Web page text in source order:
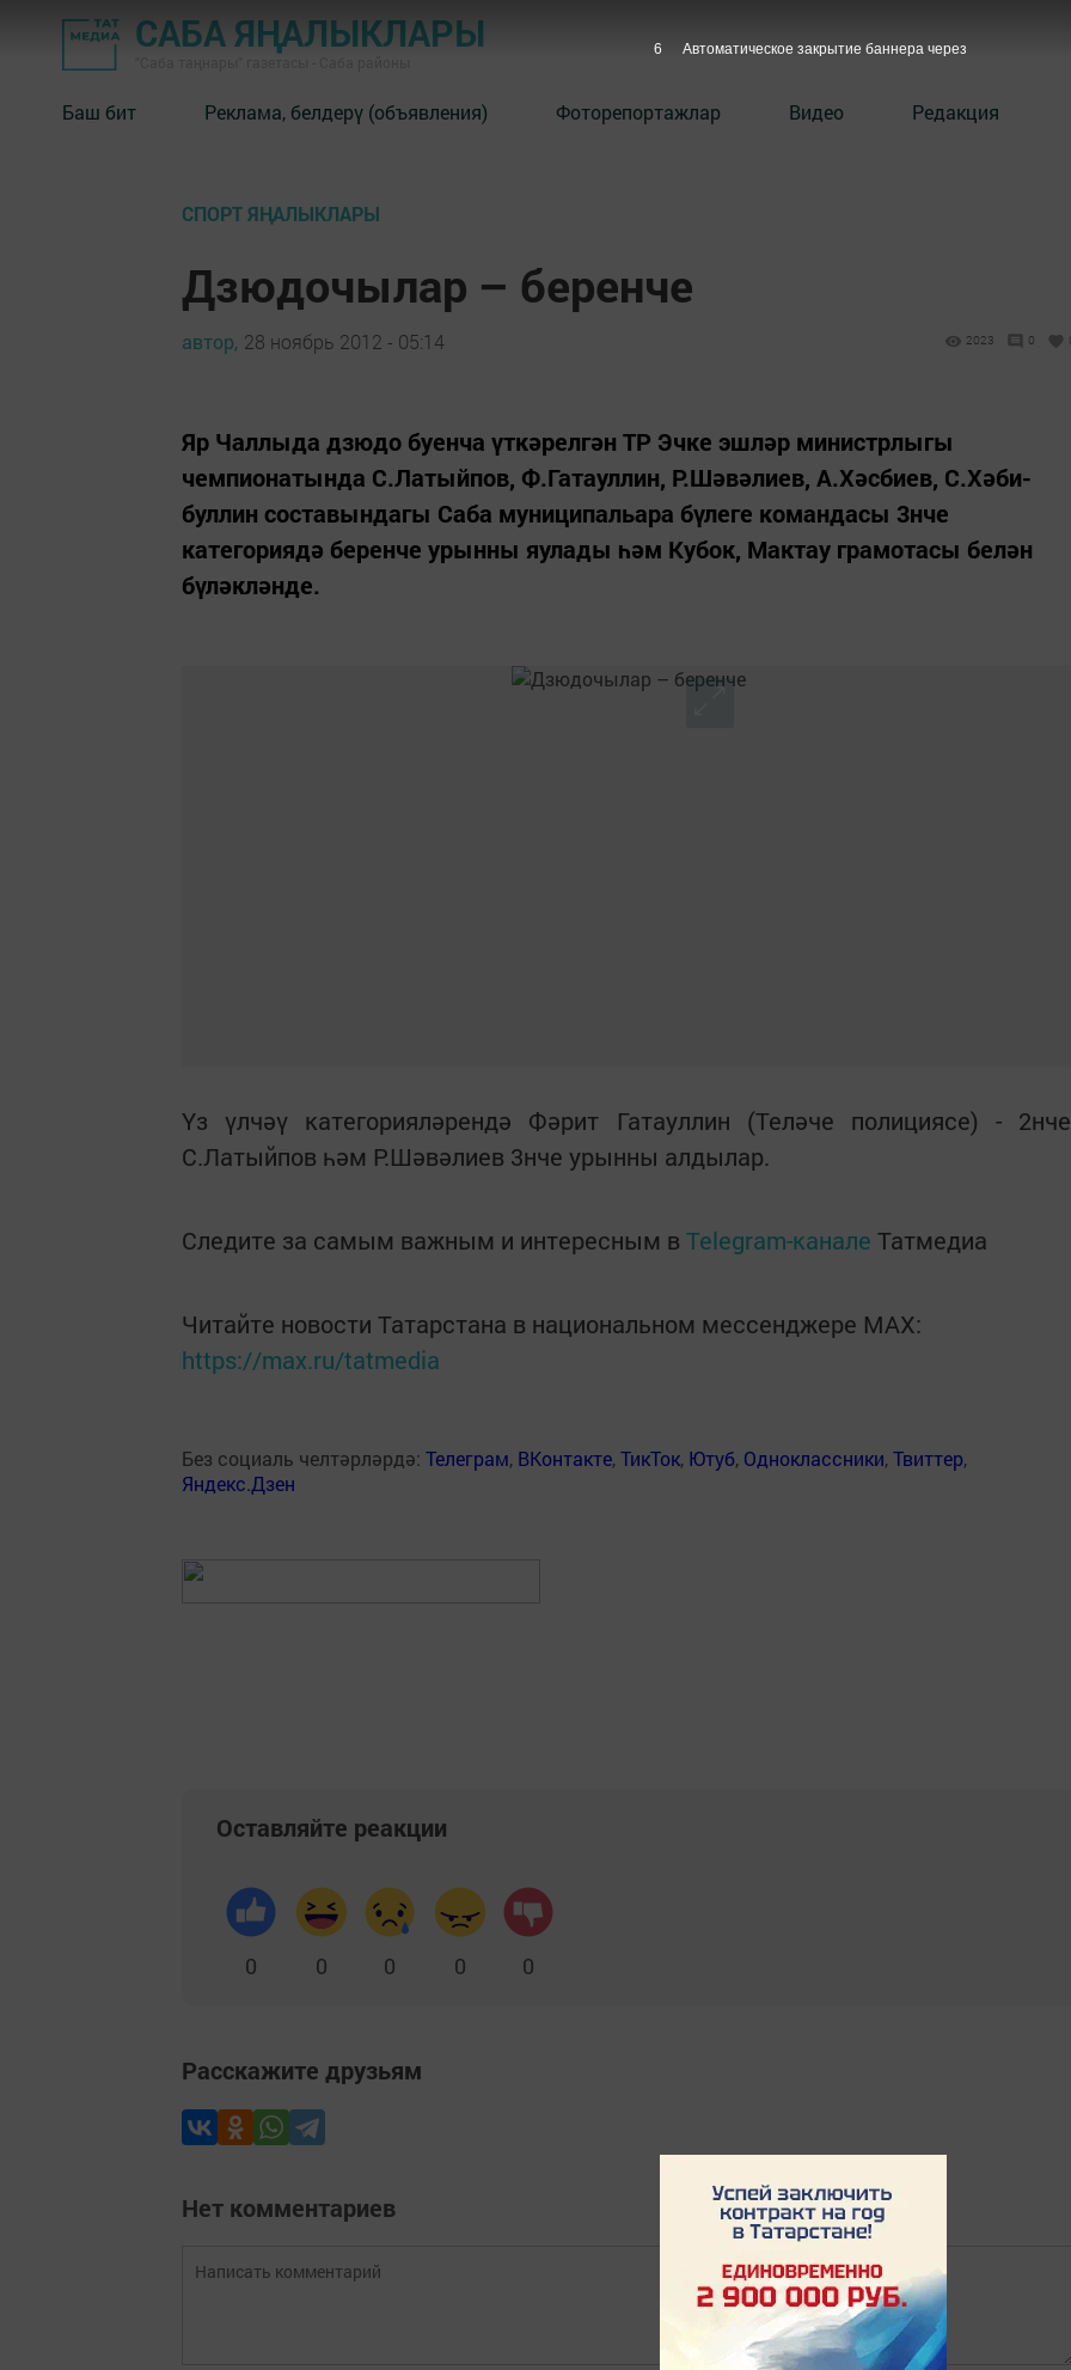
САБА ЯҢАЛЫКЛАРЫ
Баш бит Реклама, белдерү (объявления) Фоторепортажлар Видео Редакция
СПОРТ ЯҢАЛЫКЛАРЫ
Дзюдочылар – беренче
автор, 28 ноябрь 2012 - 05:14 2023 0
Яр Чаллыда дзюдо буенча үткәрелгән ТР Эчке эшләр министрлыгы
чемпионатында С.Латыйпов, Ф.Гата­уллин, Р.Шәвәлиев, А.Хәсбиев, С.Хәби­
буллин составындагы Саба муниципальара­ бүлеге командасы 3нче
категориядә беренче урынны яулады һәм Кубок, Мактау грамотасы белән
бүләкләнде.
Үз үлчәү категорияләрендә Фәрит Гатауллин (Теләче полициясе) -
С.Латыйпов һәм Р.Шәвәлиев 3нче урынны алдылар.
Следите за самым важным и интересным в Telegram-канале Татмедиа
Читайте новости Татарстана в национальном мессенджере MАХ:
https://max.ru/tatmedia
Без социаль челтәрләрдә: Телеграм, ВКонтакте,ТикТок, Ютуб, Одноклассники,Твиттер,
Яндекс.Дзен
Оставляйте реакции
0 0 0 0 0
Расскажите друзьям
Нет комментариев
5 Автоматическое закрытие баннера через